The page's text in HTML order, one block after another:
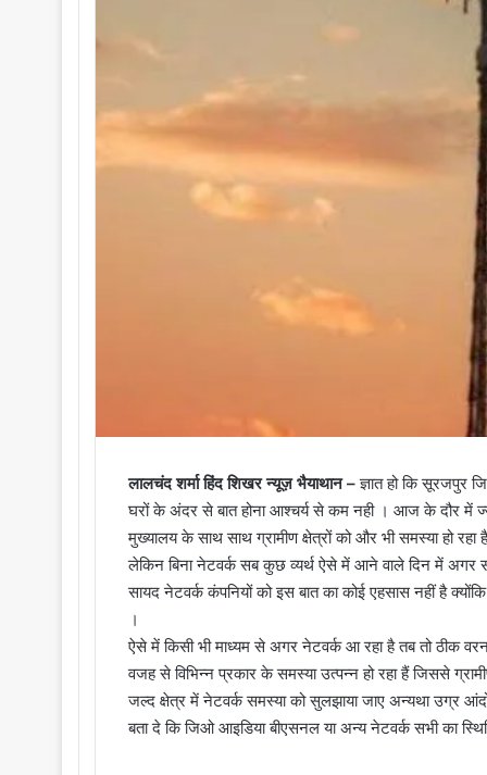
लालचंद शर्मा हिंद शिखर न्यूज़ भैयाथान –ज्ञात हो कि सूरजपुर
घरों के अंदर से बात होना आश्चर्य से कम नही । आज के दौर में
मुख्यालय के साथ साथ ग्रामीण क्षेत्रों को और भी समस्या हो
लेकिन बिना नेटवर्क सब कुछ व्यर्थ ऐसे में आने वाले दिन में अगर
सायद नेटवर्क कंपनियों को इस बात का कोई एहसास नहीं है
।
ऐसे में किसी भी माध्यम से अगर नेटवर्क आ रहा है तब तो ठीक
वजह से विभिन्न प्रकार के समस्या उत्पन्न हो रहा हैं जिससे
जल्द क्षेत्र में नेटवर्क समस्या को सुलझाया जाए अन्यथा उग्र
बता दे कि जिओ आइडिया बीएसनल या अन्य नेटवर्क सभी का